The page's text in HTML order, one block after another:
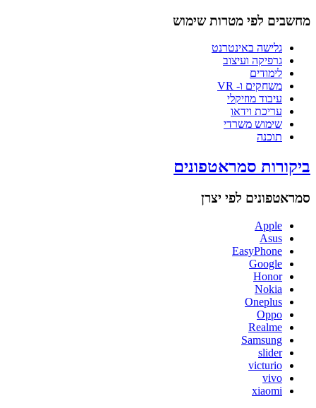
מחשבים לפי מטרות שימוש
גלישה באינטרנט
גרפיקה ועיצוב
לימודים
משחקים ו- VR
עיבוד מוזיקלי
עריכת וידאו
שימוש משרדי
תוכנה
ביקורות סמראטפונים
סמראטפונים לפי יצרן
Apple
Asus
EasyPhone
Google
Honor
Nokia
Oneplus
Oppo
Realme
Samsung
slider
victurio
vivo
xiaomi